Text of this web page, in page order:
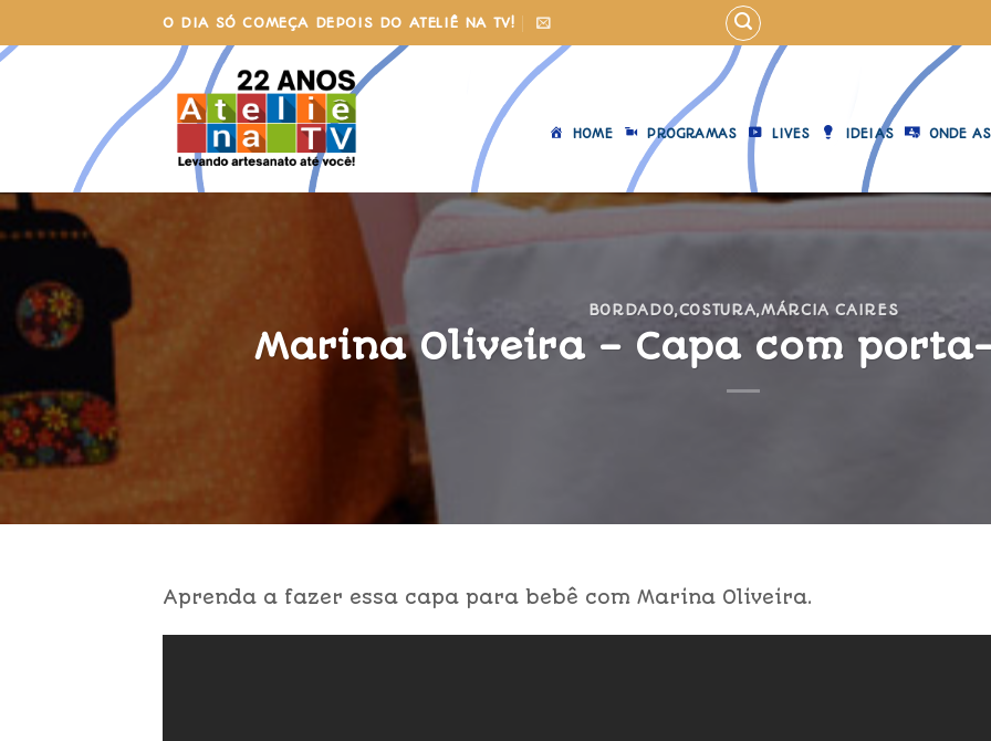
to
content
O DIA SÓ COMEÇA DEPOIS DO ATELIÊ NA TV!
HOME PROGRAMAS LIVES IDEIAS ONDE
BORDADO,COSTURA,MÁRCIA CAIRES
Marina Oliveira – Capa com
Aprenda a fazer essa capa para bebê com Marina Oliveira.